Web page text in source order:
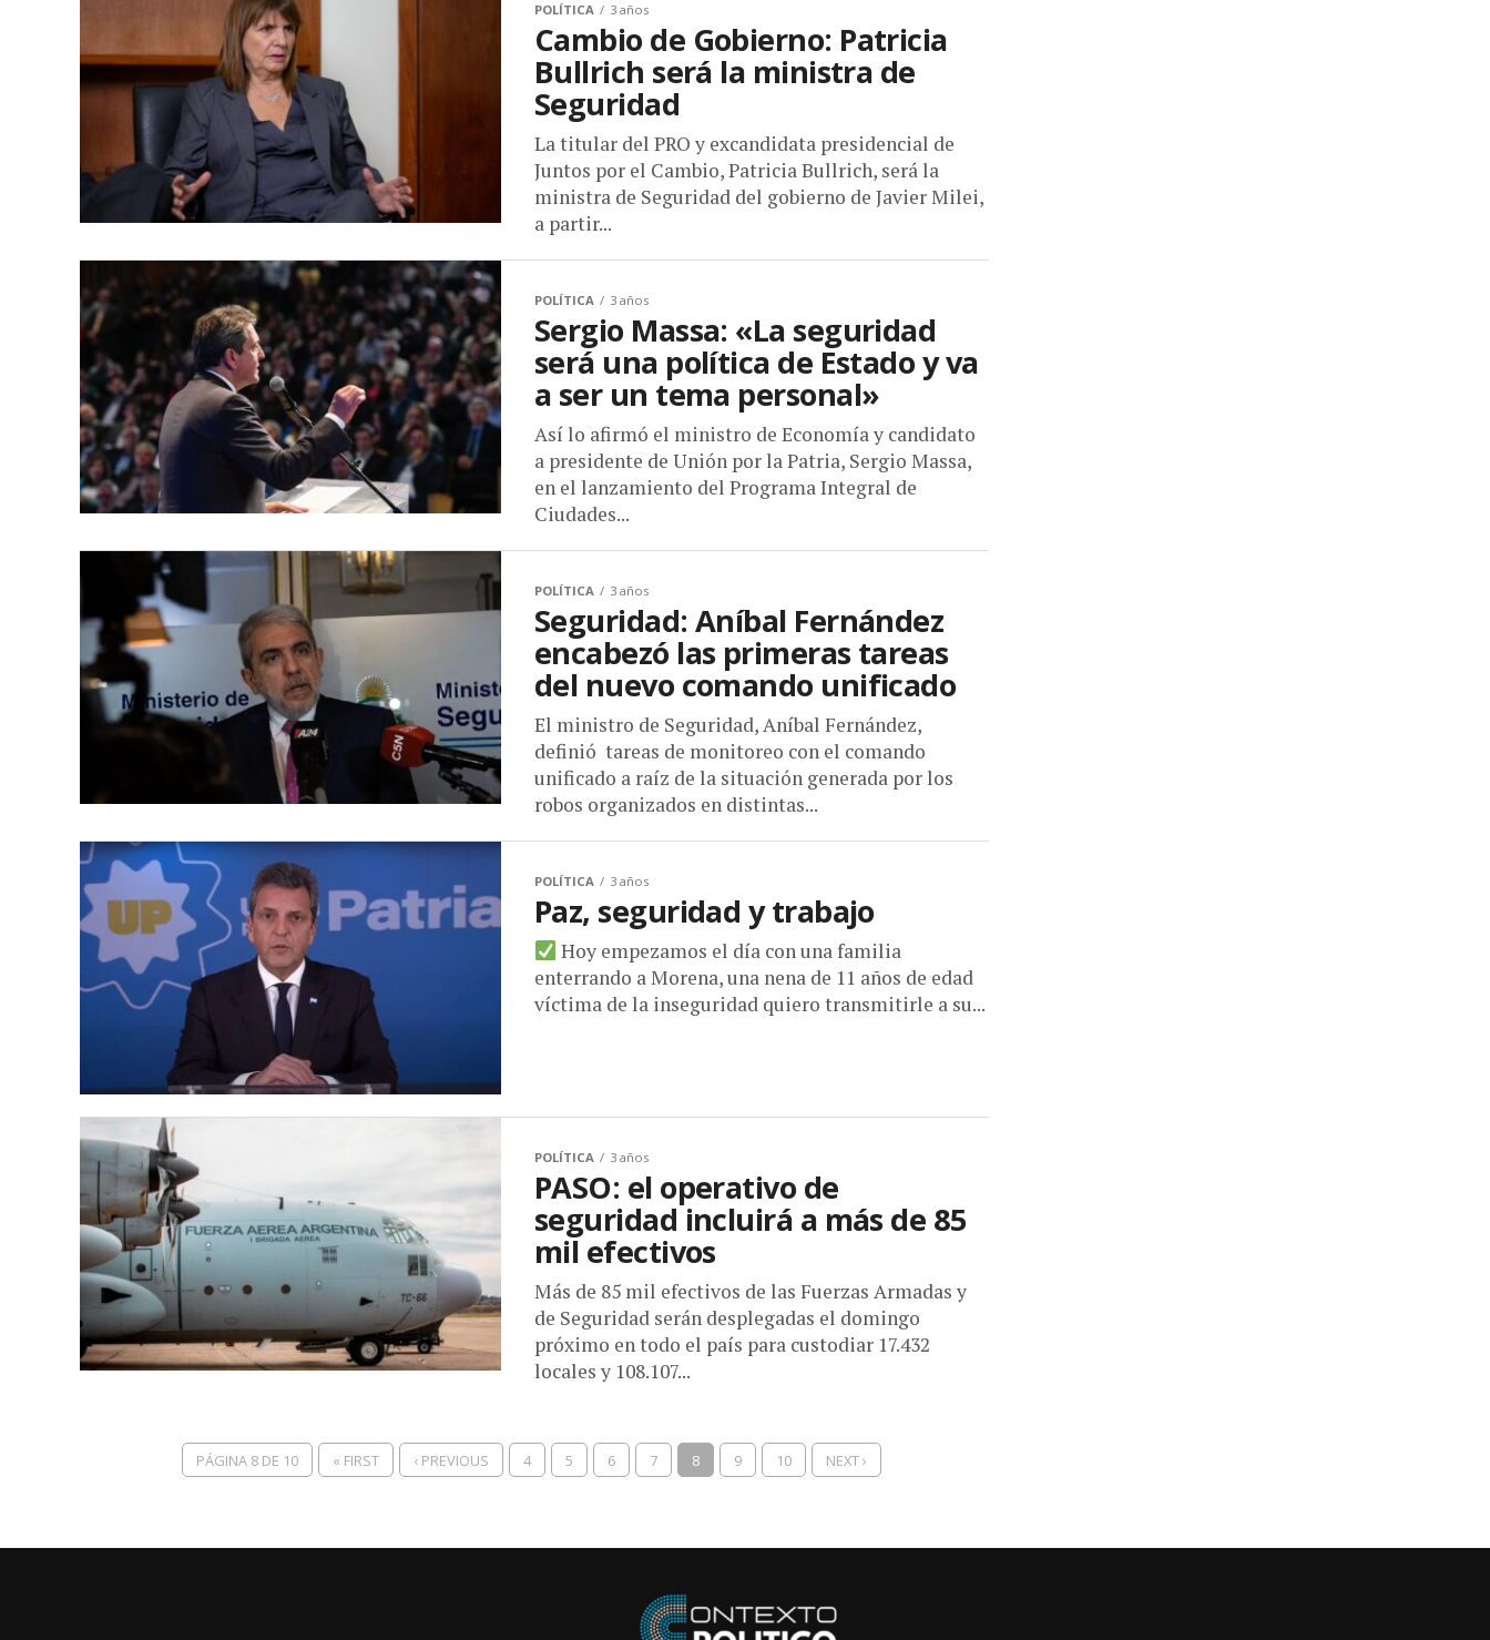
POLÍTICA 3 años
Cambio de Gobierno: Patricia
Bullrich será la ministra de
Seguridad
La titular del PRO y excandidata presidencial de
Juntos por el Cambio, Patricia Bullrich, será la
ministra de Seguridad del gobierno de Javier Milei,
a partir...
POLÍTICA 3 años
Sergio Massa: «La seguridad
será una política de Estado y va
a ser un tema personal»
Así lo afirmó el ministro de Economía y candidato
a presidente de Unión por la Patria, Sergio Massa,
en el lanzamiento del Programa Integral de
Ciudades...
POLÍTICA 3 años
Seguridad: Aníbal Fernández
encabezó las primeras tareas
del nuevo comando unificado
El ministro de Seguridad, Aníbal Fernández,
definió tareas de monitoreo con el comando
unificado a raíz de la situación generada por los
robos organizados en distintas...
POLÍTICA 3 años
Paz, seguridad y trabajo
Hoy empezamos el día con una familia
enterrando a Morena, una nena de 11 años de edad
víctima de la inseguridad quiero transmitirle a su...
POLÍTICA 3 años
PASO: el operativo de
seguridad incluirá a más de 85
mil efectivos
Más de 85 mil efectivos de las Fuerzas Armadas y
de Seguridad serán desplegadas el domingo
próximo en todo el país para custodiar 17.432
locales y 108.107...
PÁGINA 8 DE 10 « FIRST ‹ PREVIOUS 4 5 6 7 8 9 10 NEXT ›